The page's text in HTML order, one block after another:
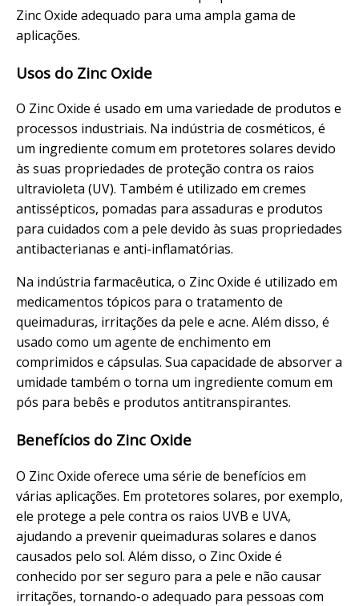
Zinc Oxide adequado para uma ampla gama de
aplicações.
Usos do Zinc Oxide
O Zinc Oxide é usado em uma variedade de produtos e
processos industriais. Na indústria de cosméticos, é
um ingrediente comum em protetores solares devido
às suas propriedades de proteção contra os raios
ultravioleta (UV). Também é utilizado em cremes
antissépticos, pomadas para assaduras e produtos
para cuidados com a pele devido às suas propriedades
antibacterianas e anti-inflamatórias.
Na indústria farmacêutica, o Zinc Oxide é utilizado em
medicamentos tópicos para o tratamento de
queimaduras, irritações da pele e acne. Além disso, é
usado como um agente de enchimento em
comprimidos e cápsulas. Sua capacidade de absorver a
umidade também o torna um ingrediente comum em
pós para bebês e produtos antitranspirantes.
Benefícios do Zinc Oxide
O Zinc Oxide oferece uma série de benefícios em
várias aplicações. Em protetores solares, por exemplo,
ele protege a pele contra os raios UVB e UVA,
ajudando a prevenir queimaduras solares e danos
causados pelo sol. Além disso, o Zinc Oxide é
conhecido por ser seguro para a pele e não causar
irritações, tornando-o adequado para pessoas com